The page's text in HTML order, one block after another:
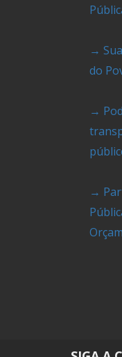
→
do
→
→